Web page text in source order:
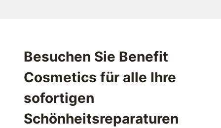
Besuchen Sie Benefit
Cosmetics für alle Ihre
sofortigen
Schönheitsreparaturen